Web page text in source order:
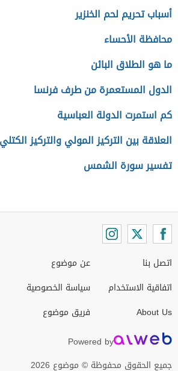
أسباب تحريم لحم الخنزير
محافظة الأحساء
ما هو الطلاق البائن
الدول المستعمرة من طرف فرنسا
كم استمرت الدولة العباسية
العلاقة بين التركيز المولي والتركيز الكتلي
تفسير سورة الشمس
اتصل بنا
اتفاقية الاستخدام
About Us
عن موضوع
سياسة الخصوصية
فريق موضوع
Powered by
جميع الحقوق محفوظة © موضوع 2026